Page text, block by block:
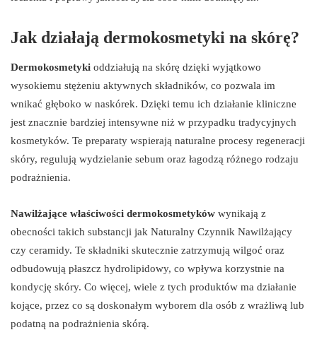
Jak działają dermokosmetyki na skórę?
Dermokosmetyki oddziałują na skórę dzięki wyjątkowo
wysokiemu stężeniu aktywnych składników, co pozwala im
wnikać głęboko w naskórek. Dzięki temu ich działanie kliniczne
jest znacznie bardziej intensywne niż w przypadku tradycyjnych
kosmetyków. Te preparaty wspierają naturalne procesy regeneracji
skóry, regulują wydzielanie sebum oraz łagodzą różnego rodzaju
podrażnienia.
Nawilżające właściwości dermokosmetyków wynikają z
obecności takich substancji jak Naturalny Czynnik Nawilżający
czy ceramidy. Te składniki skutecznie zatrzymują wilgoć oraz
odbudowują płaszcz hydrolipidowy, co wpływa korzystnie na
kondycję skóry. Co więcej, wiele z tych produktów ma działanie
kojące, przez co są doskonałym wyborem dla osób z wrażliwą lub
podatną na podrażnienia skórą.